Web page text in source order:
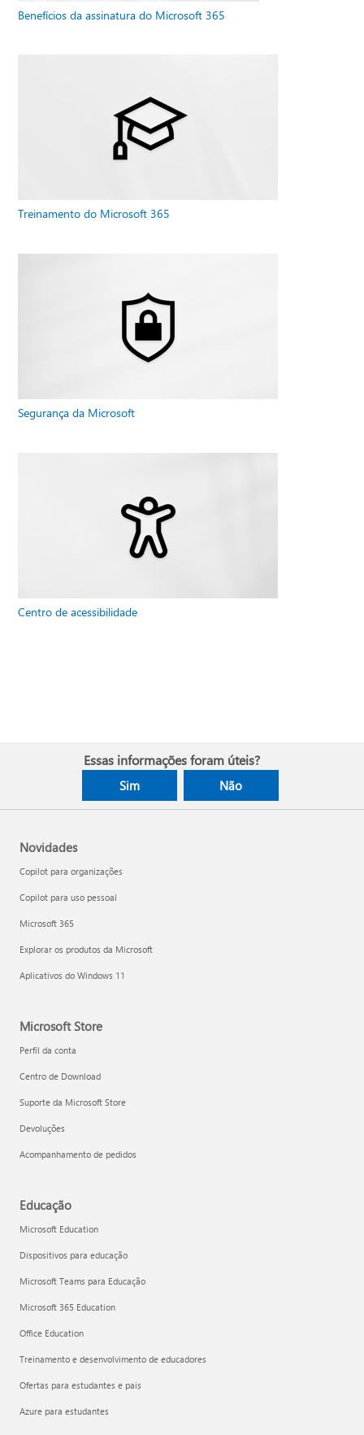
Benefícios da assinatura do Microsoft 365
Treinamento do Microsoft 365
Segurança da Microsoft
Centro de acessibilidade
Essas informações foram úteis?
Sim Não
Novidades
Copilot para organizações
Copilot para uso pessoal
Microsoft 365
Explorar os produtos da Microsoft
Aplicativos do Windows 11
Microsoft Store
Perfil da conta
Centro de Download
Suporte da Microsoft Store
Devoluções
Acompanhamento de pedidos
Educação
Microsoft Education
Dispositivos para educação
Microsoft Teams para Educação
Microsoft 365 Education
Office Education
Treinamento e desenvolvimento de educadores
Ofertas para estudantes e pais
Azure para estudantes